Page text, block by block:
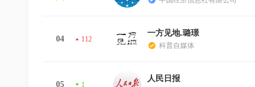
04 112
一方见地.璐璟
科普自媒体
05 1
人民日报